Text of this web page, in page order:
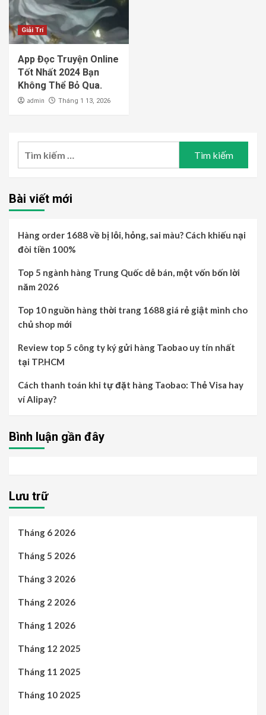
Giải Trí
App Đọc Truyện Online
Tốt Nhất 2024 Bạn
Không Thể Bỏ Qua.
admin Tháng 1 13, 2026
Bài viết mới
Hàng order 1688 về bị lỗi, hỏng, sai màu? Cách khiếu nại
đòi tiền 100%
Top 5 ngành hàng Trung Quốc dễ bán, một vốn bốn lời
năm 2026
Top 10 nguồn hàng thời trang 1688 giá rẻ giật mình cho
chủ shop mới
Review top 5 công ty ký gửi hàng Taobao uy tín nhất
tại TP.HCM
Cách thanh toán khi tự đặt hàng Taobao: Thẻ Visa hay
ví Alipay?
Bình luận gần đây
Lưu trữ
Tháng 6 2026
Tháng 5 2026
Tháng 3 2026
Tháng 2 2026
Tháng 1 2026
Tháng 12 2025
Tháng 11 2025
Tháng 10 2025